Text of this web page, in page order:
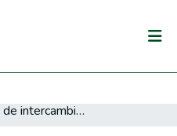
Los términos de intercambio y las exportaciones tradicionales en el Perú, periodo: 2000 – 2022